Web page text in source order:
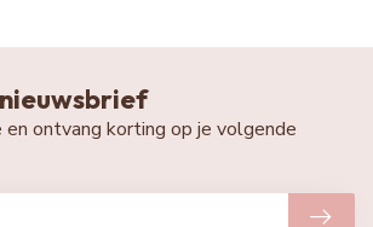
ontvang korting op je volgende